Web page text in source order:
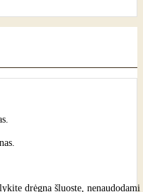
drėgna šluoste,